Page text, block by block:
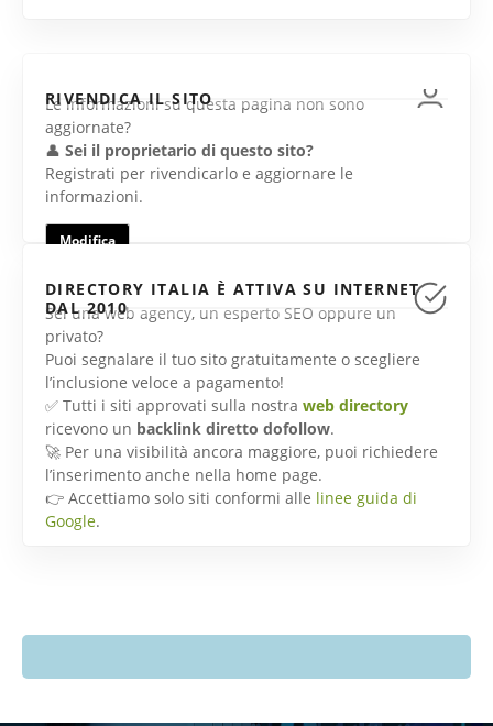
RIVENDICA IL SITO
Le informazioni su questa pagina non sono
aggiornate?
👤 Sei il proprietario di questo sito?
Registrati per rivendicarlo e aggiornare le
informazioni.
Modifica
DIRECTORY ITALIA È ATTIVA SU INTERNET
DAL 2010
Sei una web agency, un esperto SEO oppure un
privato?
Puoi segnalare il tuo sito gratuitamente o scegliere
l’inclusione veloce a pagamento!
✅ Tutti i siti approvati sulla nostra web directory
ricevono un backlink diretto dofollow.
🚀 Per una visibilità ancora maggiore, puoi richiedere
l’inserimento anche nella home page.
👉 Accettiamo solo siti conformi alle linee guida di
Google.